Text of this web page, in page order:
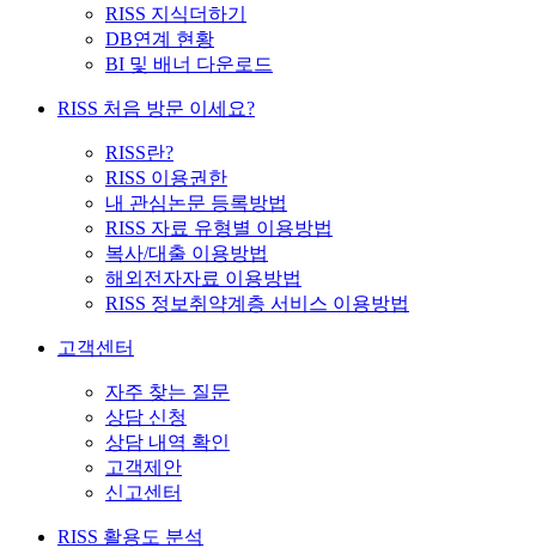
RISS 지식더하기
DB연계 현황
BI 및 배너 다운로드
RISS 처음 방문 이세요?
RISS란?
RISS 이용권한
내 관심논문 등록방법
RISS 자료 유형별 이용방법
복사/대출 이용방법
해외전자자료 이용방법
RISS 정보취약계층 서비스 이용방법
고객센터
자주 찾는 질문
상담 신청
상담 내역 확인
고객제안
신고센터
RISS 활용도 분석